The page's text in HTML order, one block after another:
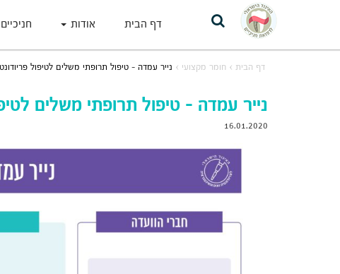
דף הבית אודות חניכיים
דף הבית › חומר מקצועי › נייר עמדה – טיפול תרופתי משלים לטיפול
נייר עמדה – טיפול תרופתי משלים
16.01.2020